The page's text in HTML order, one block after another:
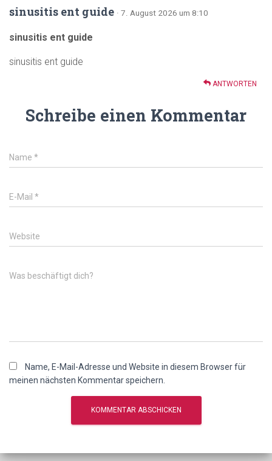
sinusitis ent guide · 7. August 2026 um 8:10
sinusitis ent guide
sinusitis ent guide
ANTWORTEN
Schreibe einen Kommentar
Name *
E-Mail *
Website
Was beschäftigt dich?
Name, E-Mail-Adresse und Website in diesem Browser für
meinen nächsten Kommentar speichern.